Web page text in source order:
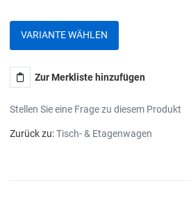
VARIANTE WÄHLEN
Zur Merkliste hinzufügen
Stellen Sie eine Frage zu diesem Produkt
Zurück zu:Tisch- & Etagenwagen